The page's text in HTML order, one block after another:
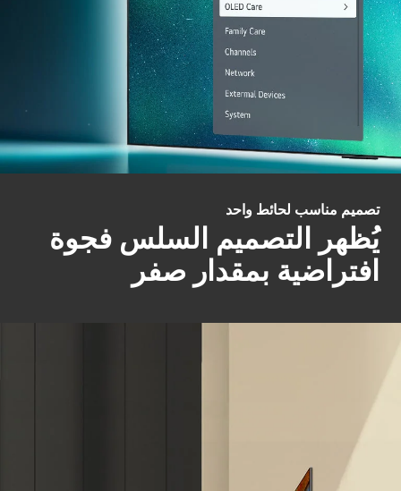
تصميم مناسب لحائط واحد
يُظهر التصميم السلس فجوة
افتراضية بمقدار صفر